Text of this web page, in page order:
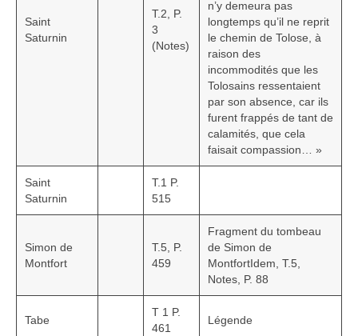
Saint
Saturnin
T.2, P.
3
(Notes)
n’y demeura pas
longtemps qu’il ne reprit
le chemin de Tolose, à
raison des
incommodités que les
Tolosains ressentaient
par son absence, car ils
furent frappés de tant de
calamités, que cela
faisait compassion… »
Saint
Saturnin
T.1 P.
515
Simon de
Montfort
T.5, P.
459
Fragment du tombeau
de Simon de
MontfortIdem, T.5,
Notes, P. 88
Tabe
T 1 P.
461
Légende